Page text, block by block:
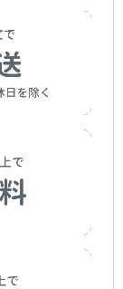
ー，ジェ